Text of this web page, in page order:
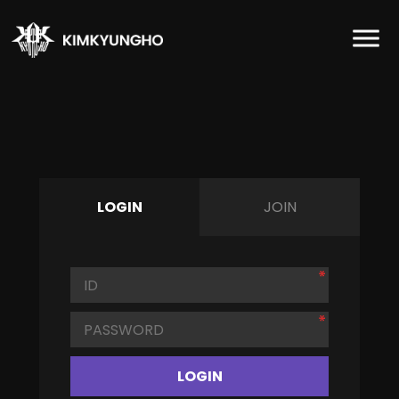
LOGIN JOIN
LOGIN